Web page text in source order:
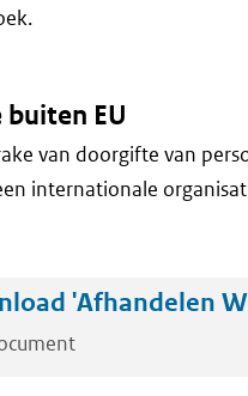
EU
van doorgifte van
internationale
'Afhandelen